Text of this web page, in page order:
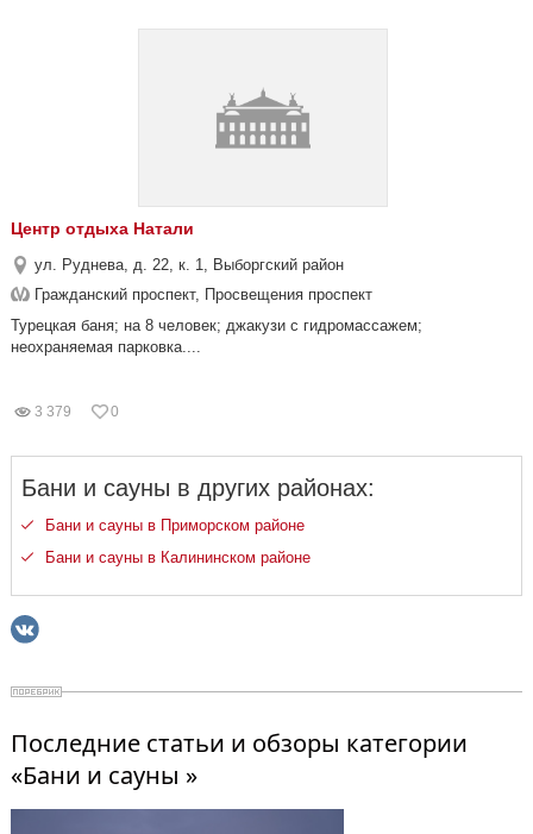
Центр отдыха Натали
ул. Руднева, д. 22, к. 1, Выборгский район
Гражданский проспект, Просвещения проспект
Турецкая баня; на 8 человек; джакузи с гидромассажем;
неохраняемая парковка....
3 379 0
Бани и сауны в других районах:
Бани и сауны в Приморском районе
Бани и сауны в Калининском районе
Последние статьи и обзоры категории
«Бани и сауны »